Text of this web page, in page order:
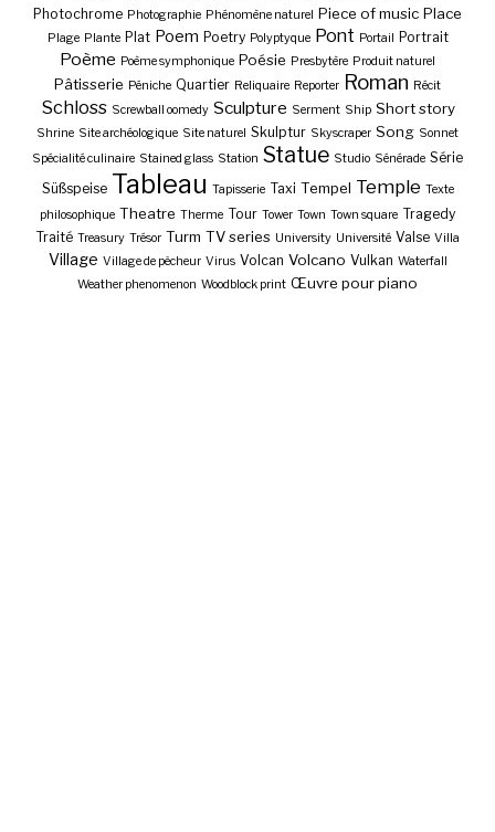
Photochrome Photographie Phénomène naturel Piece of music Place
Plage Plante Plat Poem Poetry Polyptyque Pont Portail Portrait
Poème Poème symphonique Poésie Presbytère Produit naturel
Pâtisserie Péniche Quartier Reliquaire Reporter Roman Récit
Schloss Screwball oomedy Sculpture Serment Ship Short story
Shrine Site archéologique Site naturel Skulptur Skyscraper Song Sonnet
Spécialité culinaire Stained glass Station Statue Studio Sénérade Série
Süßspeise Tableau Tapisserie Taxi Tempel Temple Texte
philosophique Theatre Therme Tour Tower Town Town square Tragedy
Traité Treasury Trésor Turm TV series University Université Valse Villa
Village Village de pêcheur Virus Volcan Volcano Vulkan Waterfall
Weather phenomenon Woodblock print Œuvre pour piano